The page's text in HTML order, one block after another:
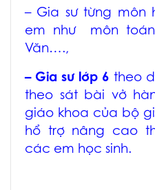
– Gia sư từng môn
em như môn
Văn….,
– Gia sư lớp 6 theo
theo sát bài vở
giáo khoa của bộ
hổ trợ nâng cao
các em học sinh.